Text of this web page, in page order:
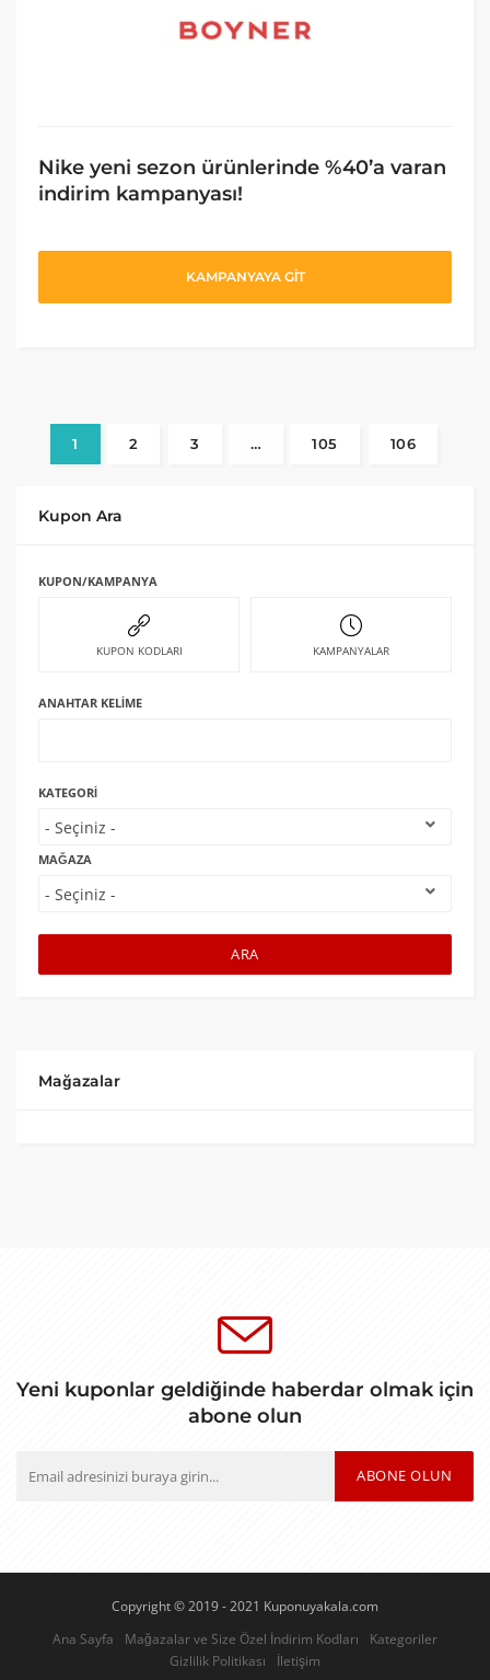
Nike yeni sezon ürünlerinde %40’a varan
indirim kampanyası!
KAMPANYAYA GİT
1 2 3 … 105 106
Kupon Ara
KUPON/KAMPANYA
KUPON KODLARI KAMPANYALAR
ANAHTAR KELIME
KATEGORI
MAĞAZA
ARA
Mağazalar
Yeni kuponlar geldiğinde haberdar olmak için
abone olun
ABONE OLUN
Copyright © 2019 - 2021 Kuponuyakala.com
Ana Sayfa
Mağazalar ve Size Özel İndirim Kodları
Kategoriler
Gizlilik Politikası
İletişim